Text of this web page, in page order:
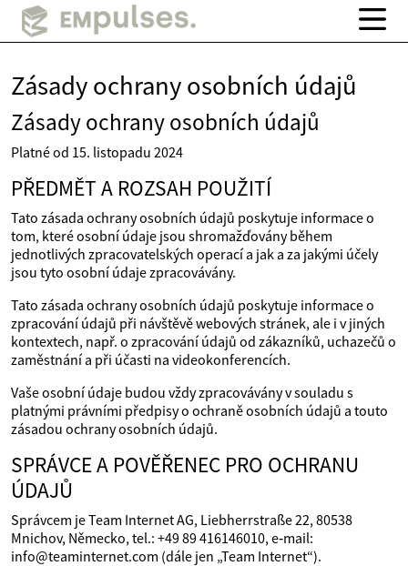
Zásady ochrany osobních údajů
Zásady ochrany osobních údajů
Platné od 15. listopadu 2024
PŘEDMĚT A ROZSAH POUŽITÍ
Tato zásada ochrany osobních údajů poskytuje informace o
tom, které osobní údaje jsou shromažďovány během
jednotlivých zpracovatelských operací a jak a za jakými účely
jsou tyto osobní údaje zpracovávány.
Tato zásada ochrany osobních údajů poskytuje informace o
zpracování údajů při návštěvě webových stránek, ale i v jiných
kontextech, např. o zpracování údajů od zákazníků, uchazečů o
zaměstnání a při účasti na videokonferencích.
Vaše osobní údaje budou vždy zpracovávány v souladu s
platnými právními předpisy o ochraně osobních údajů a touto
zásadou ochrany osobních údajů.
SPRÁVCE A POVĚŘENEC PRO OCHRANU
ÚDAJŮ
Správcem je Team Internet AG, Liebherrstraße 22, 80538
Mnichov, Německo, tel.: +49 89 416146010, e‑mail:
info@teaminternet.com (dále jen „Team Internet“).